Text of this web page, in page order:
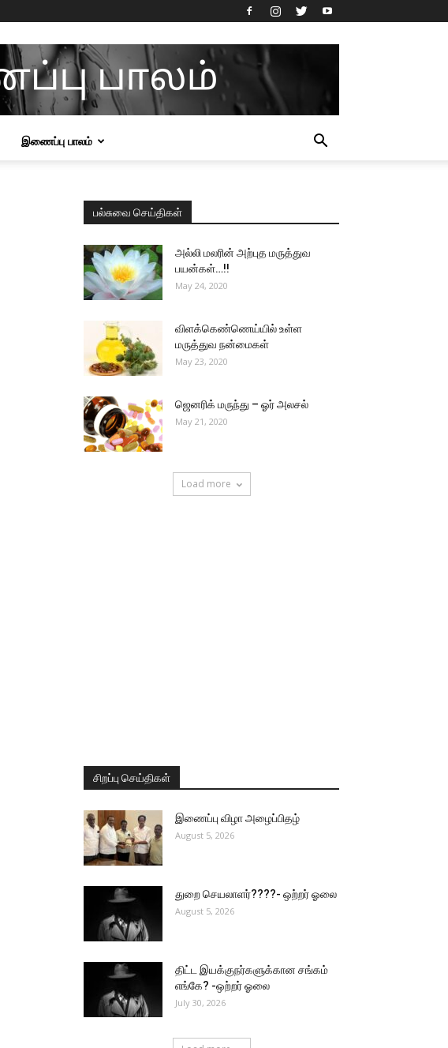
இணைப்பு பாலம்
பல்சுவை செய்திகள்
அல்லி மலரின் அற்புத மருத்துவ
பயன்கள்…!!
May 24, 2020
விளக்கெண்ணெய்யில் உள்ள
மருத்துவ நன்மைகள்
May 23, 2020
ஜெனரிக் மருந்து – ஓர் அலசல்
May 21, 2020
Load more
சிறப்பு செய்திகள்
இணைப்பு விழா அழைப்பிதழ்
August 5, 2026
துறை செயலாளர்????- ஒற்றர் ஓலை
August 5, 2026
திட்ட இயக்குநர்களுக்கான சங்கம்
எங்கே? -ஒற்றர் ஓலை
July 30, 2026